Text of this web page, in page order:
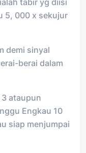
tabir yg diisi
5, 000 x sekujur
demi sinyal
berai dalam
ataupun
Engkau 10
siap menjumpai